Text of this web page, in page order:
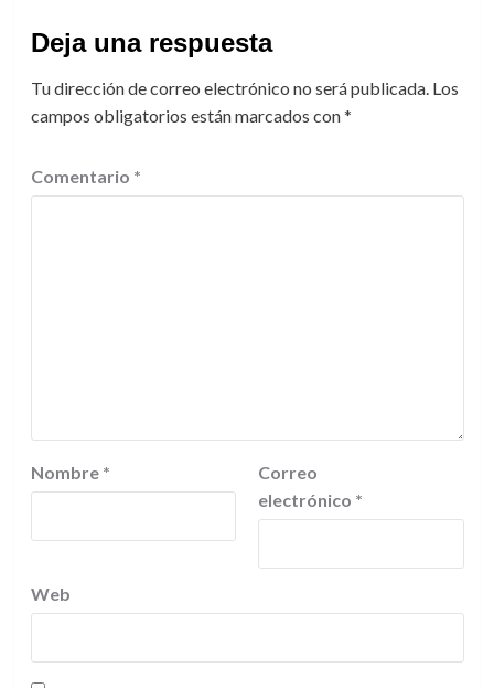
Deja una respuesta
Tu dirección de correo electrónico no será publicada. Los
campos obligatorios están marcados con*
Comentario *
Nombre *
Correo
electrónico *
Web